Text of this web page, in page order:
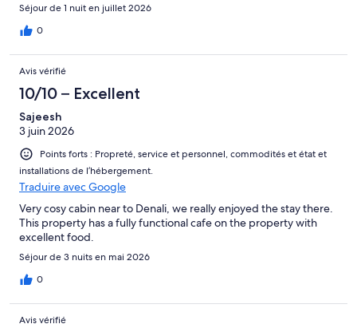
Séjour de 1 nuit en juillet 2026
0
Avis vérifié
10/10 – Excellent
Sajeesh
3 juin 2026
Points forts : Propreté, service et personnel, commodités et état et
installations de l’hébergement.
Traduire avec Google
Very cosy cabin near to Denali, we really enjoyed the stay there.
This property has a fully functional cafe on the property with
excellent food.
Séjour de 3 nuits en mai 2026
0
Avis vérifié